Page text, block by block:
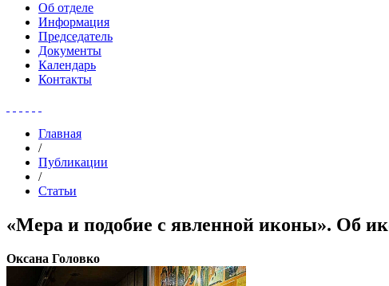
Об отделе
Информация
Председатель
Документы
Календарь
Контакты
Главная
/
Публикации
/
Статьи
«Мера и подобие с явленной иконы». Об
Оксана Головко